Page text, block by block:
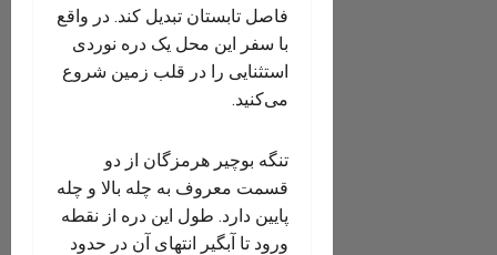
فاصل تابستان تبدیل کند. در واقع
با سفر این محل یک دره نوردی
استثنایی را در قلب زمین شروع
می‌کنید.
تنگه بوچیر هرمزگان از دو
قسمت معروف به چله بالا و چله
پایین دارد. طول این دره از نقطه
ورود تا آبگیر انتهای آن در حدود